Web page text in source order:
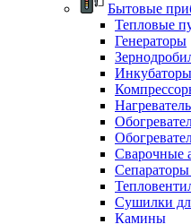
Бытовые
Тепловые
Генераторы
Инкубаторы
Сварочные
Сушилки
Камины